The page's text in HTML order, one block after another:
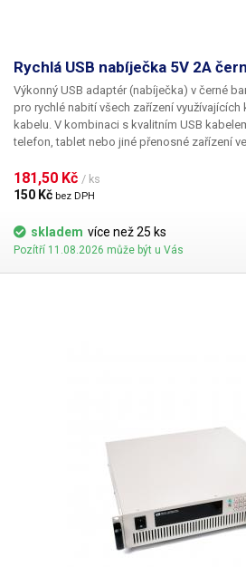
Rychlá USB nabíječka 5V 2A
Výkonný USB adaptér (nabíječka) v černé
pro rychlé nabití všech zařízení využívajících
kabelu. V kombinaci s kvalitním USB
telefon, tablet nebo jiné přenosné zařízení velice rychle.
181,50 Kč / ks
150 Kč bez DPH
skladem více než 25 ks
Pozítří 11.08.2026 může být u Vás